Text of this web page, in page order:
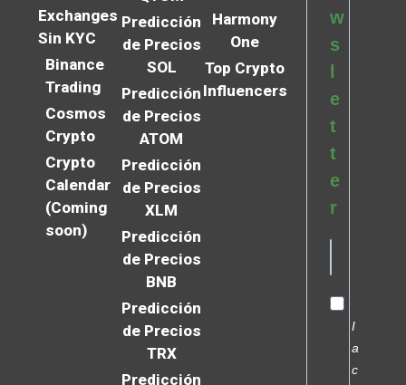
Exchanges
Sin KYC
Binance
Trading
Cosmos
Crypto
Crypto
Calendar
(Coming
soon)
Predicción
de Precios
SOL
Predicción
de Precios
ATOM
Predicción
de Precios
XLM
Predicción
de Precios
BNB
Predicción
de Precios
TRX
Predicción
Harmony
One
Top Crypto
Influencers
w
s
e
t
t
e
r
I
a
c